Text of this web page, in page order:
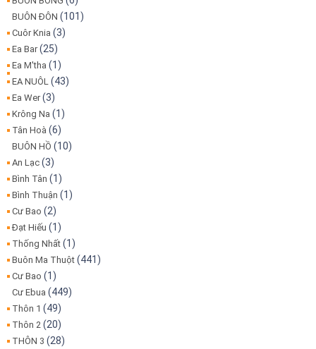
BUÔN ĐÔN (101)
Cuôr Knia (3)
Ea Bar(25)
Ea M'tha (1)
EA NUÔL (43)
Ea Wer(3)
Krông Na (1)
Tân Hoà (6)
BUÔN HỒ (10)
An Lạc (3)
Bình Tân (1)
Bình Thuận (1)
Cư Bao (2)
Đạt Hiếu (1)
Thống Nhất (1)
Buôn Ma Thuột (441)
Cư Bao (1)
Cư Ebua (449)
Thôn 1 (49)
Thôn 2 (20)
THÔN 3 (28)